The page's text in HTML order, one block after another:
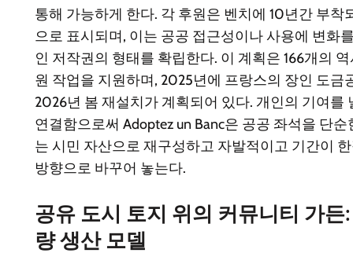
통해 가능하게 한다. 각 후원은 벤치에 10년간 부착
으로 표시되며, 이는 공공 접근성이나 사용에 변화
인 저작권의 형태를 확립한다. 이 계획은 166개의
원 작업을 지원하며, 2025년에 프랑스의 장인 도금
2026년 봄 재설치가 계획되어 있다. 개인의 기여를
연결함으로써 Adoptez un Banc은 공공 좌석을 단
는 시민 자산으로 재구성하고 자발적이고 기간이
방향으로 바꾸어 놓는다.
공유 도시 토지 위의 커뮤니티 가
량 생산 모델